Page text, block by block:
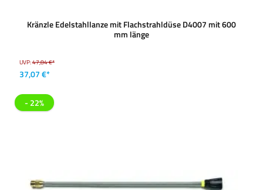
Kränzle Edelstahllanze mit Flachstrahldüse D4007 mit 600
mm länge
UVP:47,84 €*
37,07 €*
- 22%